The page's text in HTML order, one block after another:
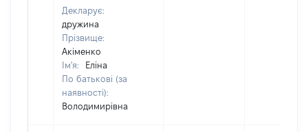
Декларує:
дружина
Прізвище:
Акіменко
Ім'я:
Еліна
По батькові (за
наявності):
Володимирівна